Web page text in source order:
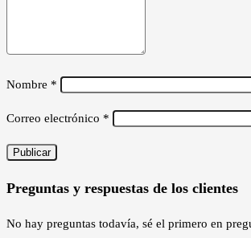
Nombre *
Correo electrónico *
Preguntas y respuestas de los clientes
No hay preguntas todavía, sé el primero en